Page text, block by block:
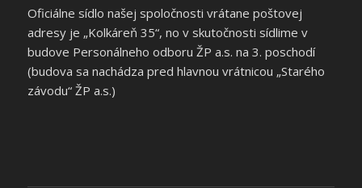
Oficiálne sídlo našej spoločnosti vrátane poštovej
adresy je „Kolkáreň 35“, no v skutočnosti sídlime v
budove Personálneho odboru ŽP a.s. na 3. poschodí
(budova sa nachádza pred hlavnou vrátnicou „Starého
závodu“ ŽP a.s.)